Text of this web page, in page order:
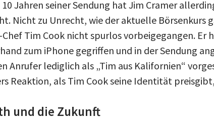
10 Jahren seiner Sendung hat Jim Cramer
Nicht zu Unrecht, wie der aktuelle Börsenkurs
Tim Cook nicht spurlos vorbeigegangen. Er
zum iPhone gegriffen und in der Sendung
Anrufer lediglich als „Tim aus Kalifornien“
Reaktion, als Tim Cook seine Identität
und die Zukunft